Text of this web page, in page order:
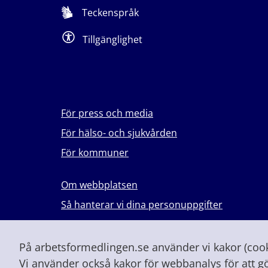
På arbetsformedlingen.se använder vi kakor
Vi använder också kakor för webbanalys för att
Teckenspråk
Tillgänglighet
För press och media
För hälso- och sjukvården
För kommuner
Om webbplatsen
Så hanterar vi dina personuppgifter
Lever du med våld i en nära relation?
Vid höjd beredskap och krig